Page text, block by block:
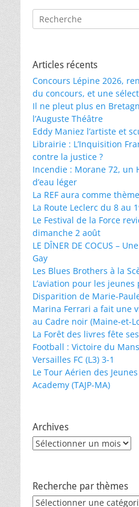
Rechercher :
Articles récents
Concours Lépine 2026,
du concours, et une
Il ne pleut plus en
l’Auguste Théâtre
Eddy Maniez l’artiste et
Librairie : L’Inquisition
contre la justice ?
Incendie : Morane 72, un
d’eau léger
La REF aura comme
La Route Leclerc du 8 au
Le Festival de la Force
dimanche 2 août
LE DÎNER DE COCUS –
Gay
Les Blues Brothers à la
L’aviation pour les
Disparition de Marie-
Marina Ferrari a fait une
au Cadre noir (Maine-et-
La Forêt des livres fête
Football : Victoire du
Versailles FC (L3) 3-1
Le Tour Aérien des
Academy (TAJP-MA)
Archives
Archives
Recherche par thèmes
Recherche